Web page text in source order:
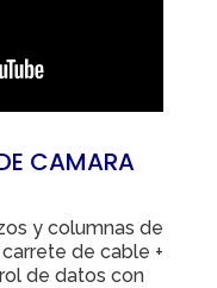
CAMARA
y columnas de
carrete de cable +
de datos con